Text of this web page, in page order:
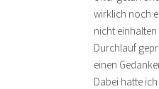
wirklich noch
nicht
Durchlauf
einen
Dabei hatte